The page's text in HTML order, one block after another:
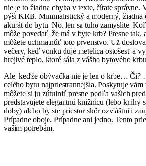
nie je to žiadna chyba v texte, čítate správne.
pýši KRB. Minimalistický a moderný, žiadna
akurát do bytu. No, len sa tuho zamyslite.
môže povedať, že má v byte krb? Presne tak,
môžete uchmatnúť toto prvenstvo. Už
večery, keď vonku duje metelica ostošesť a
hrejivé teplo, ktoré sála z vášho bytového
Ale, keďže obývačka nie je len o krbe… Či?
celého bytu najpriestrannejšia. Poskytuje vám
môžete si ju zútulniť presne podľa vašich
predstavujete elegantnú knižnicu (lebo knihy
doby) alebo by ste priestor skôr ozvláštnili
Prípadne oboje. Prípadne ani jedno. Tento
vašim potrebám.